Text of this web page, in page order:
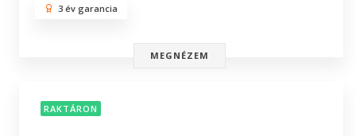
3 év garancia
MEGNÉZEM
RAKTÁRON